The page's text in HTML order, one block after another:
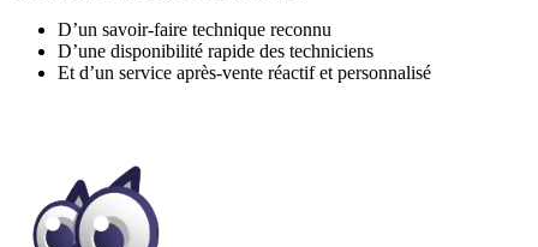
D’un savoir-faire technique reconnu
D’une disponibilité rapide des techniciens
Et d’un service après-vente réactifet personnalisé